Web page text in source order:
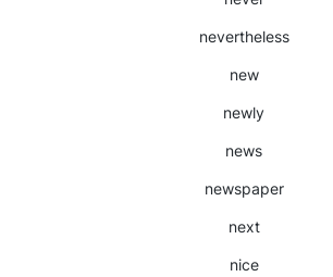
nevertheless
new
newly
news
newspaper
next
nice